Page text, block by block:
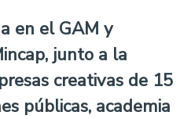
en el GAM y
junto a la
creativas de 15
públicas, academia